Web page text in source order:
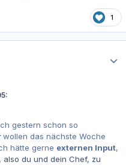
1
gestern schon so
wollen das nächste Woche
hätte gerne externen Input,
du und dein Chef, zu